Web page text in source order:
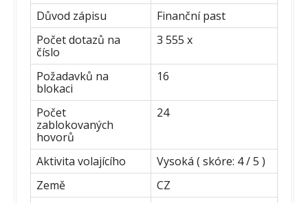
Důvod zápisu
Finanční past
Počet dotazů na
číslo
3 555 x
Požadavků na
blokaci
16
Počet
zablokovaných
hovorů
24
Aktivita volajícího
Vysoká ( skóre: 4 / 5 )
Země
CZ